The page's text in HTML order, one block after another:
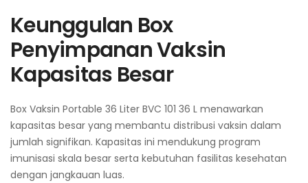
Keunggulan Box
Penyimpanan Vaksin
Kapasitas Besar
Box Vaksin Portable 36 Liter BVC 101 36 L menawarkan
kapasitas besar yang membantu distribusi vaksin dalam
jumlah signifikan. Kapasitas ini mendukung program
imunisasi skala besar serta kebutuhan fasilitas kesehatan
dengan jangkauan luas.